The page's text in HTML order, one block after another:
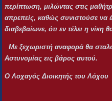
περίπτωση, μιλώντας στις
απρεπείς, καθώς συνιστούσε να
διαβεβαίωνε, ότι εν τέλει η νίκη
Με ξεχωριστή αναφορά θα
Αστυνομίας εις βάρος αυτού.
Ο Λοχαγός Διοικητής του Λόχου